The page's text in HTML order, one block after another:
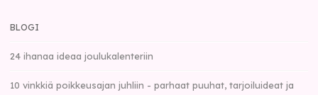
BLOGI
24 ihanaa ideaa joulukalenteriin
10 vinkkiä poikkeusajan juhliin - parhaat puuhat, tarjoiluideat ja